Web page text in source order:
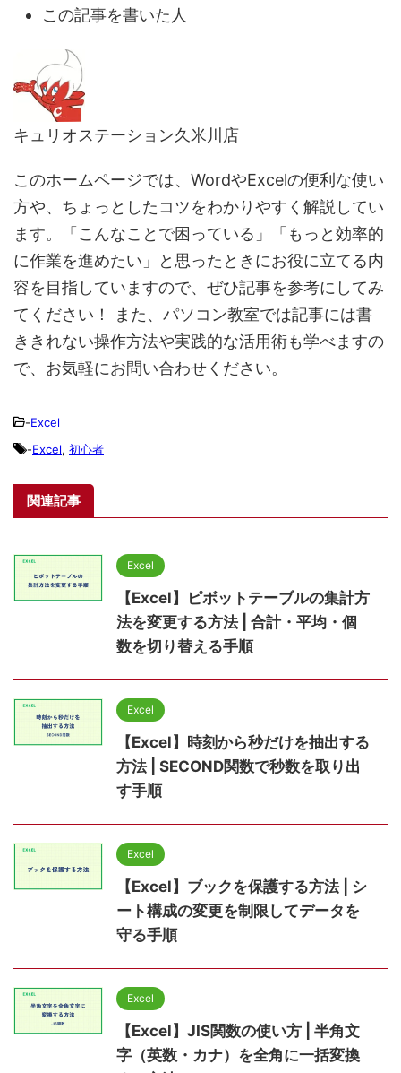
この記事を書いた人
キュリオステーション久米川店
このホームページでは、WordやExcelの便利な使い
方や、ちょっとしたコツをわかりやすく解説してい
ます。「こんなことで困っている」「もっと効率的
に作業を進めたい」と思ったときにお役に立てる内
容を目指していますので、ぜひ記事を参考にしてみ
てください！ また、パソコン教室では記事には書
ききれない操作方法や実践的な活用術も学べますの
で、お気軽にお問い合わせください。
-Excel
-Excel, 初心者
関連記事
Excel
【Excel】ピボットテーブルの集計方
法を変更する方法 | 合計・平均・個
数を切り替える手順
Excel
【Excel】時刻から秒だけを抽出する
方法 | SECOND関数で秒数を取り出
す手順
Excel
【Excel】ブックを保護する方法 | シ
ート構成の変更を制限してデータを
守る手順
Excel
【Excel】JIS関数の使い方 | 半角文
字（英数・カナ）を全角に一括変換